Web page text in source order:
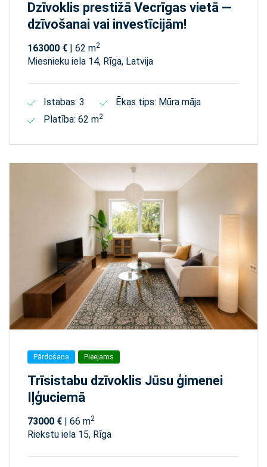
Dzīvoklis prestižā Vecrīgas vietā —
dzīvošanai vai investīcijām!
163000 € | 62 m2
Miesnieku iela 14, Rīga, Latvija
Istabas: 3
Ēkas tips: Mūra māja
Platība: 62 m2
Pārdošana Pieejams
Trīsistabu dzīvoklis Jūsu ģimenei
Iļģuciemā
73000 € | 66 m2
Riekstu iela 15, Rīga